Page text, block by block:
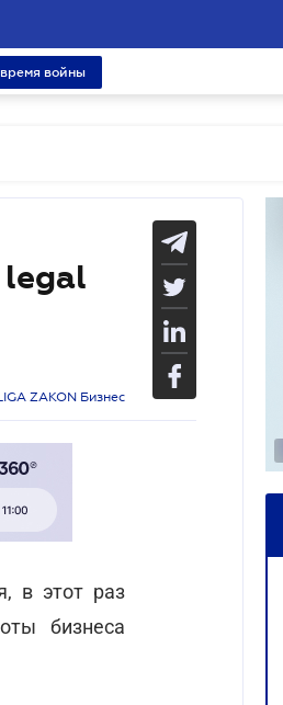
войны
ZAKON Бизнес
в этот раз
бизнеса